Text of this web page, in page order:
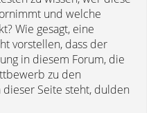
und welche
Wie gesagt, eine
vorstellen, dass der
in diesem Forum, die
zu den
Seite steht, dulden